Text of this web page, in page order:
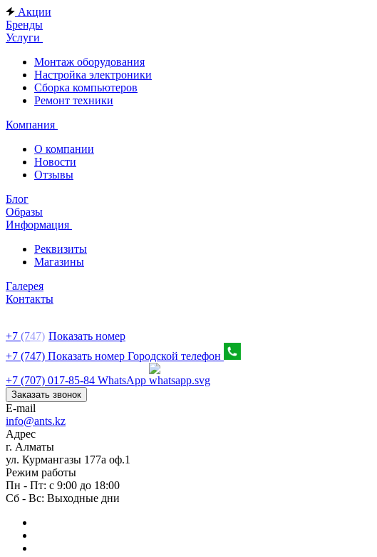
Акции
Бренды
Услуги
Монтаж оборудования
Настройка электроники
Сборка компьютеров
Ремонт техники
Компания
О компании
Новости
Отзывы
Блог
Образы
Информация
Реквизиты
Магазины
Галерея
Контакты
+7 (747) Показать номер
+7 (747) Показать номер Городской телефон
+7 (707) 017-85-84 WhatsApp
Заказать звонок
E-mail
info@ants.kz
Адрес
г. Алматы
ул. Курмангазы 177а оф.1
Режим работы
Пн - Пт: с 9:00 до 18:00
Сб - Вс: Выходные дни